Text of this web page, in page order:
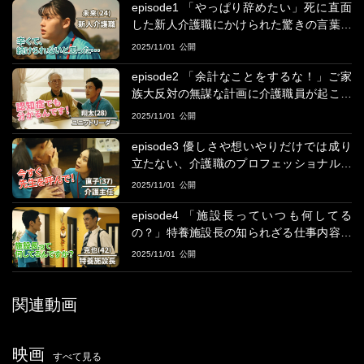
＜スタッフ＞
監督：三原光尋 企画・脚本・プロデュース:山国秀幸
＜ストーリー＞
介護の仕事を初めて2年目の未来。この仕事を続けるきっかけにも
なった、大好きな利用者の康子さんが日に日に弱っていき・・・
＜概要＞
新人から施設長まで、現職の介護職約30名へのオンラインインタ
ビューと、500名以上へのアンケート調査を実施。役職ごとの悩み
ややりがいを分析、感動エピソードを深堀りし、「新人」「リー
ダー」「主任」「施設長」それぞれが主人公の、4本のショートム
ービーが完成しました。
episode1 「やっぱり辞めたい」死に直面
した新人介護職にかけられた驚きの言葉と
は・・・【ケアニンShort Films season2】
2025/11/01
episode2 「余計なことをするな！」ご家
族大反対の無謀な計画に介護職員が起こし
た奇跡とは・・・【ケアニンShort Films s
2025/11/01
episode3 優しさや想いやりだけでは成り
立たない、介護職のプロフェッショナルと
は・・・【ケアニンShort Films season2】
2025/11/01
episode4 「施設長っていつも何してる
の？」特養施設長の知られざる仕事内容と
は・・・【ケアニンShort Films season2】
2025/11/01
関連動画
映画 すべて見る